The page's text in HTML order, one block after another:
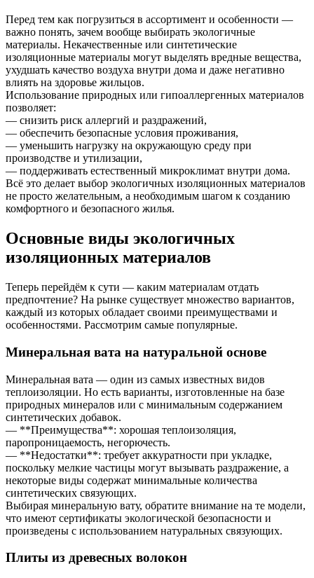
Перед тем как погрузиться в ассортимент и особенности —
важно понять, зачем вообще выбирать экологичные
материалы. Некачественные или синтетические
изоляционные материалы могут выделять вредные вещества,
ухудшать качество воздуха внутри дома и даже негативно
влиять на здоровье жильцов.
Использование природных или гипоаллергенных материалов
позволяет:
— снизить риск аллергий и раздражений,
— обеспечить безопасные условия проживания,
— уменьшить нагрузку на окружающую среду при
производстве и утилизации,
— поддерживать естественный микроклимат внутри дома.
Всё это делает выбор экологичных изоляционных материалов
не просто желательным, а необходимым шагом к созданию
комфортного и безопасного жилья.
Основные виды экологичных
изоляционных материалов
Теперь перейдём к сути — каким материалам отдать
предпочтение? На рынке существует множество вариантов,
каждый из которых обладает своими преимуществами и
особенностями. Рассмотрим самые популярные.
Минеральная вата на натуральной основе
Минеральная вата — один из самых известных видов
теплоизоляции. Но есть варианты, изготовленные на базе
природных минералов или с минимальным содержанием
синтетических добавок.
— **Преимущества**: хорошая теплоизоляция,
паропроницаемость, негорючесть.
— **Недостатки**: требует аккуратности при укладке,
поскольку мелкие частицы могут вызывать раздражение, а
некоторые виды содержат минимальные количества
синтетических связующих.
Выбирая минеральную вату, обратите внимание на те модели,
что имеют сертификаты экологической безопасности и
произведены с использованием натуральных связующих.
Плиты из древесных волокон